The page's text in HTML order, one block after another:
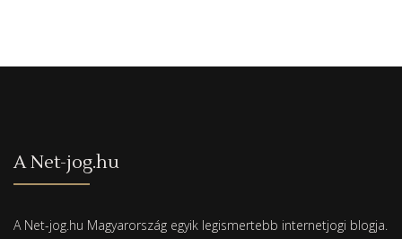
A Net-jog.hu
A Net-jog.hu Magyarország egyik legismertebb internetjogi blogja.